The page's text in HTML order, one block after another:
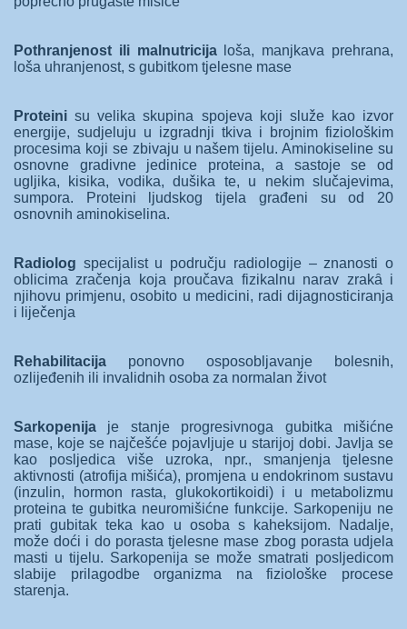
Pothranjenost ili malnutricija
loša, manjkava prehrana,
loša uhranjenost, s gubitkom tjelesne mase
Proteini su velika skupina spojeva koji služe kao izvor
energije, sudjeluju u izgradnji tkiva i brojnim fiziološkim
procesima koji se zbivaju u našem tijelu. Aminokiseline su
osnovne gradivne jedinice proteina, a sastoje se od
ugljika, kisika, vodika, dušika te, u nekim slučajevima,
sumpora. Proteini ljudskog tijela građeni su od 20
osnovnih aminokiselina.
Radiolog specijalist u području radiologije – znanosti o
oblicima zračenja koja proučava fizikalnu narav zrakȃ i
njihovu primjenu, osobito u medicini, radi dijagnosticiranja
i liječenja
Rehabilitacija ponovno osposobljavanje bolesnih,
ozlijeđenih ili invalidnih osoba za normalan život
Sarkopenija je stanje progresivnoga gubitka mišićne
mase, koje se najčešće pojavljuje u starijoj dobi. Javlja se
kao posljedica više uzroka, npr., smanjenja tjelesne
aktivnosti (atrofija mišića), promjena u endokrinom sustavu
(inzulin, hormon rasta, glukokortikoidi) i u metabolizmu
proteina te gubitka neuromišićne funkcije. Sarkopeniju ne
prati gubitak teka kao u osoba s kaheksijom. Nadalje,
može doći i do porasta tjelesne mase zbog porasta udjela
masti u tijelu. Sarkopenija se može smatrati posljedicom
slabije prilagodbe organizma na fiziološke procese
starenja.